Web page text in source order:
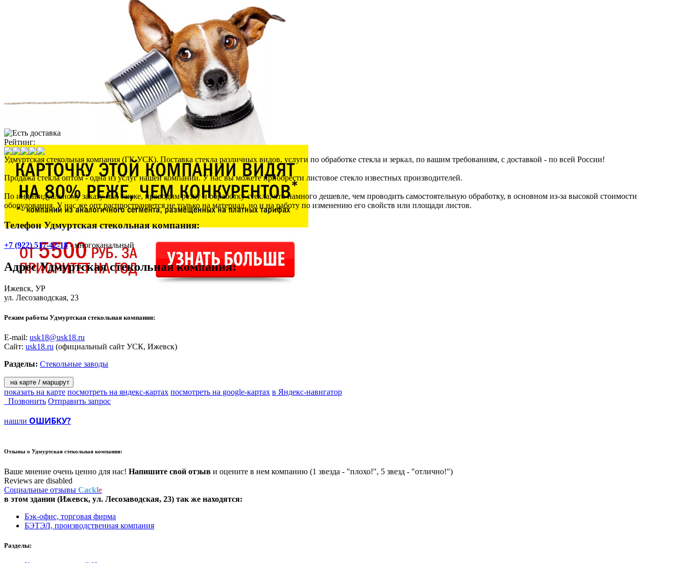
Рейтинг:
Удмуртская стекольная компания (ГК УСК). Поставка стекла различных видов, услуги по обработке стекла и зеркал, по вашим требованиям, с доставкой - по всей России!
Продажа стекла оптом - одна из услуг нашей компании. У нас вы можете приобрести листовое стекло известных производителей.
По индивидуальному заказу мы, также, проводим резку и обработку стекла, что намного дешевле, чем проводить самостоятельную обработку, в основном из-за высокой стоимости
оборудования. У нас же опт распространяется не только на материал, но и на работу по изменению его свойств или площади листов.
Телефон Удмуртская стекольная компания:
+7 (922) 517-42-18- многоканальный
АдресУдмуртская стекольная компания:
Ижевск, УР
ул. Лесозаводская, 23
Режим работы Удмуртская стекольная компания:
E-mail: usk18@usk18.ru
Сайт: usk18.ru (официальный сайт УСК, Ижевск)
Разделы: Стекольные заводы
на карте / маршрут
показать на карте посмотреть на яндекс-картах посмотреть на google-картах в Яндекс-навигатор
Позвонить Отправить запрос
нашли ОШИБКУ?
Отзывы о Удмуртская стекольная компания:
Ваше мнение очень ценно для нас! Напишите свой отзыв и оцените в нем компанию (1 звезда - "плохо!", 5 звезд - "отлично!")
Reviews are disabled
Социальные отзывы Cackle
в этом здании (Ижевск, ул. Лесозаводская, 23) так же находятся:
Бэк-офис, торговая фирма
БЭТЭЛ, производственная компания
Разделы: